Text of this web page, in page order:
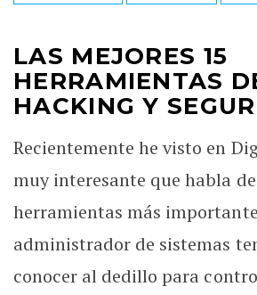
LAS MEJORES 15
HERRAMIENTAS
HACKING Y
Recientemente he visto en
muy interesante que habla
herramientas más
administrador de sistemas
conocer al dedillo para